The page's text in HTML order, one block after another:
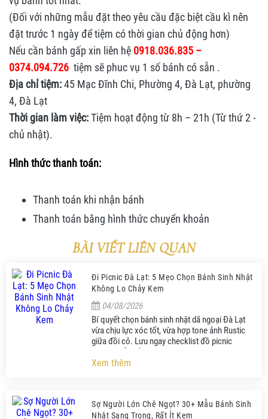
(Đối với những mẫu đặt theo yêu cầu đặc biệt cầu kì nên
đặt trước 1 ngày để tiệm có thời gian chủ động hơn)
Nếu cần bánh gấp xin liên hệ 0918.036.835 –
0374.094.726 tiệm sẽ phuc vụ 1 số bánh có sẵn .
Địa chỉ tiệm:45 Mạc Đĩnh Chi, Phường 4, Đà Lạt, phường
4, Đà Lạt
Thời gian làm việc:Tiệm hoạt động từ 8h – 21h (Từ thứ 2 -
chủ nhật).
Hình thức thanh toán:
Thanh toán khi nhận bánh
Thanh toán bằng hình thứcchuyển khoản
BÀI VIẾT LIÊN QUAN
Đi Picnic Đà Lạt: 5 Mẹo Chọn Bánh Sinh Nhật
Không Lo Chảy Kem
04/08/2026
Bí quyết chọn bánh sinh nhật dã ngoại Đà Lạt
vừa chịu lực xóc tốt, vừa hợp tone ảnh Rustic
giữa đồi cỏ. Lưu ngay checklist đồ picnic
không thể thiếu!
Xem thêm
Sợ Người Lớn Chê Ngọt? 30+ Mẫu Bánh Sinh
Nhật Sang Trọng, Rất Ít Kem